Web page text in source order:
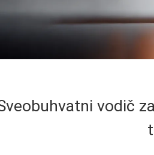
vodič